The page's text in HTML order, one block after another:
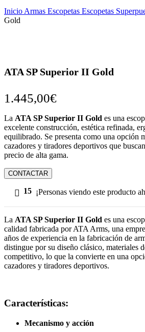
Inicio Armas Escopetas Escopetas
Gold
ATA SP Superior II Gold
1.445,00€
La ATA SP Superior II Gold es una
excelente construcción, estética refinada,
equilibrado. Se presenta como una opción
cazadores y tiradores deportivos que
precio de alta gama.
CONTACTAR
15 ¡Personas viendo este producto
La ATA SP Superior II Gold es una
calidad fabricada por ATA Arms, una
años de experiencia en la fabricación de
distingue por su diseño clásico, materiales
competitivo, lo que la convierte en una
cazadores y tiradores deportivos.
Características:
Mecanismo y acción